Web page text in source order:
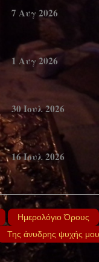
7 Αυγ 2026
1 Αυγ 2026
30 Ιουλ 2026
16 Ιουλ 2026
11 Ιουλ 2026
7 Ιουλ 2026
Ημερολόγιο Όρους
Της άνυδρης ψυχής μου